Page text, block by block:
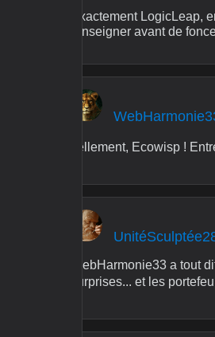
Exactement LogicLeap,
renseigner avant de
Tellement, Ecowisp !
WebHarmonie33 a tout
surprises... et les